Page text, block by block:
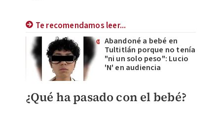
Te recomendamos leer...
Abandoné a bebé en
Tultitlán porque no tenía
"ni un solo peso": Lucio
'N' en audiencia
¿Qué ha pasado con el bebé?